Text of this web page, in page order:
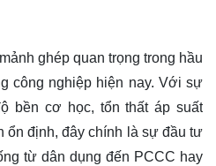
ghép quan trọng trong hầu
công nghiệp hiện nay. Với sự
bền cơ học, tổn thất áp suất
ổn định, đây chính là sự đầu tư
từ dân dụng đến PCCC hay